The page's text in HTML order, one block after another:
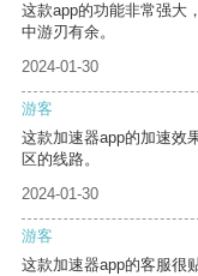
这款app的功能非常强大
中游刃有余。
2024-01-30
游客
这款加速器app的加速效
区的线路。
2024-01-30
游客
这款加速器app的客服很